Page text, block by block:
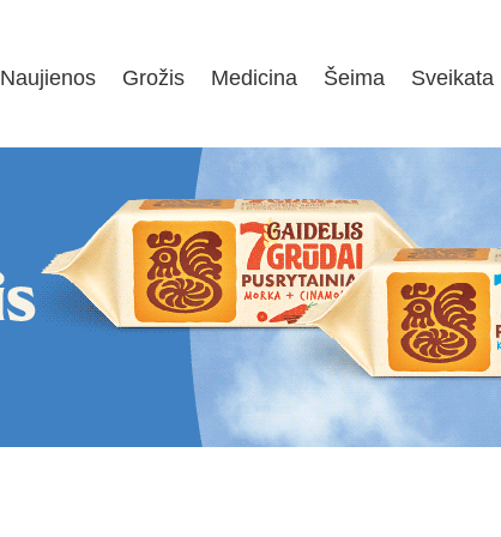
Naujienos Grožis Medicina Šeima Sveikata